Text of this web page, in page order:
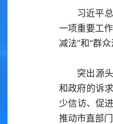
习近平
一项重要工
减法”和“群
突出源
和政府的诉
少信访、促
推动市直部